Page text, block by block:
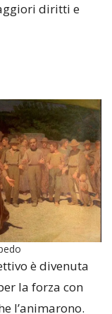
diritti e
è divenuta
la forza con
l’animarono.